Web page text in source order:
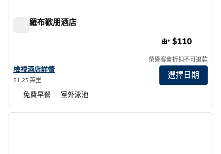
帕索羅布歡朋酒店
查看帕索羅布希爾頓歡朋酒店詳情
檢視酒店詳情
21.25 英里
由* $110
榮譽客會折扣不可退款
選擇日期
免費早餐 室外泳池
第 1 頁，共 12 頁
下一